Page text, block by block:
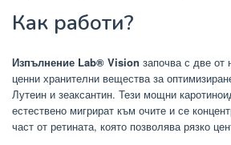
Как работи?
Изпълнение Lab® Vision започва с две от
ценни хранителни вещества за
Лутеин и зеаксантин. Тези мощни
естествено мигрират към очите и се
част от ретината, която позволява рязко